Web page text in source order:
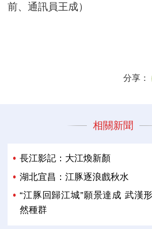
前、通訊員王成）
分享：
相關新聞
長江影記：大江煥新顏
湖北宜昌：江豚逐浪戲秋水
“江豚回歸江城”願景達成 武漢
然種群